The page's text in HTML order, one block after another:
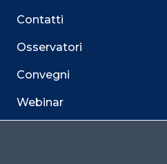
Contatti
Osservatori
Convegni
Webinar